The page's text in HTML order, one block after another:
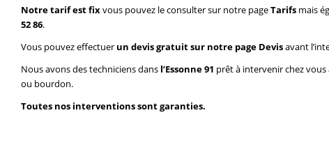
Notre tarif est fixvous pouvez le consulter sur notre pageTarifs mais
52 86.
Vous pouvez effectuer un devis gratuit sur notre page Devisavant
Nous avons des techniciens dans l’Essonne 91 prêt à intervenir chez vous
ou bourdon.
Toutes nos interventions sont garanties.